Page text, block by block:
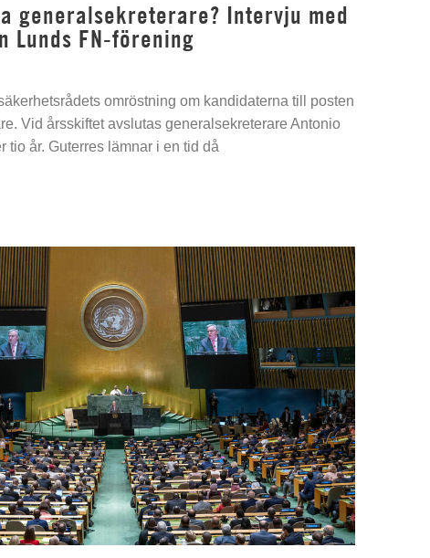
generalsekreterare? Intervju med
Lunds FN-förening
omröstning om kandidaterna till posten
Vid årsskiftet avslutas generalsekreterare Antonio
tio år. Guterres lämnar i en tid då